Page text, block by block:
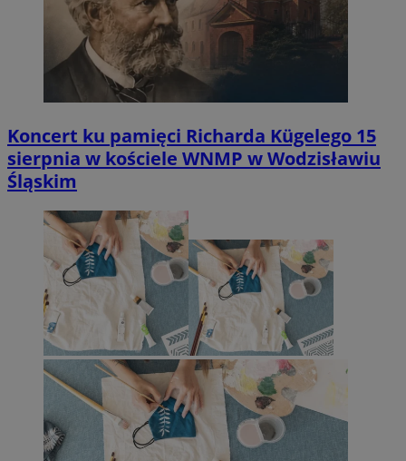
Koncert ku pamięci Richarda Kügelego 15
sierpnia w kościele WNMP w Wodzisławiu
Śląskim